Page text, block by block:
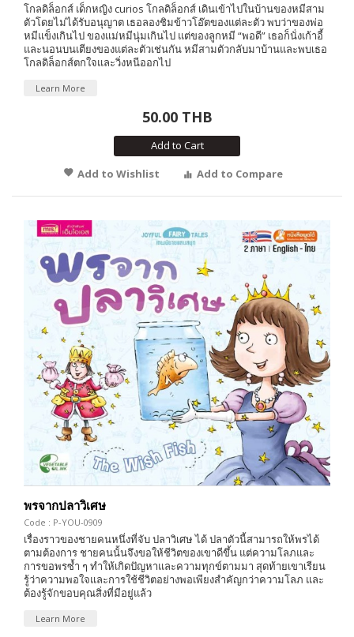
โกลดิล็อกส์ เด็กหญิง curios โกลดิล็อกส์ เดินเข้าไปในบ้านของหมีสาม
ตัวโดยไม่ได้รับอนุญาต เธอลองชิมข้าวโอ๊ตของแต่ละตัว พบว่าของพ่อ
หมีแข็งเกินไป ของแม่หมีนุ่มเกินไป แต่ของลูกหมี “พอดี” เธอก็นั่งเก้าอี้
และนอนบนเตียงของแต่ละตัวเช่นกัน หมีสามตัวกลับมาบ้านและพบเธอ
โกลดิล็อกส์ตกใจและวิ่งหนีออกไป
Learn More
50.00 THB
Add to Cart
Add to Wishlist
Add to Compare
พรจากปลาวิเศษ
Code : P-YOU-0909
เรื่องราวของชายคนหนึ่งที่จับ ปลาวิเศษ ได้ ปลาตัวนี้สามารถให้พรได้
ตามต้องการ ชายคนนั้นจึงขอให้ชีวิตของเขาดีขึ้น แต่ความโลภและ
การขอพรซ้ำ ๆ ทำให้เกิดปัญหาและความทุกข์ตามมา สุดท้ายเขาเรียน
รู้ว่าความพอใจและการใช้ชีวิตอย่างพอเพียงสำคัญกว่าความโลภ และ
ต้องรู้จักขอบคุณสิ่งที่มีอยู่แล้ว
Learn More